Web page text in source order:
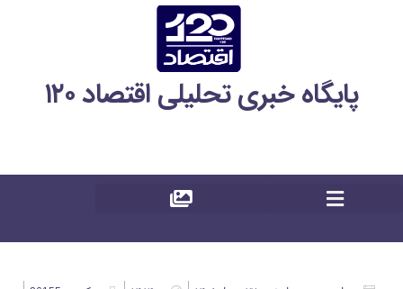
پایگاه خبری تحلیلی اقتصاد ۱۲۰